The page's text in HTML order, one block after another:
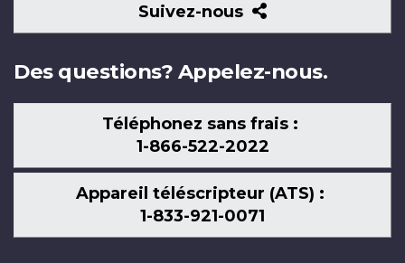
Suivez-nous
Suivez-
nous
Des questions? Appelez-nous.
Téléphonez sans frais :
1-866-522-2022
Appareil téléscripteur (ATS) :
1-833-921-0071